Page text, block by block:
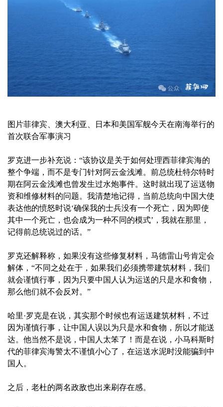
图片菲律宾、澳大利亚、日本和美国军舰今天在南海举行的
首次联合军事演习
罗克进一步补充说：“该协议是关于如何处理西菲律宾海的
整个争端，而不是专门针对阿云金浅滩。前总统杜特尔特时
期在阿云金浅滩也曾发生过水炮事件。这时就出现了运送物
资和维修材料的问题。我清楚地记得，当前总统向中国大使
表达他的愤怒时说‘确保我的士兵没有一个死亡，因为即使
其中一个死亡，也会成为一种不同的模式’，我就在那里，
记得前总统说过的话。”
罗克还解释称，如果没有这些修复材料，马德雷山号肯定会
解体，“不同之处在于，如果我们必须携带建筑材料，我们
就会谨慎行事，因为只要中国人认为运送的只是水和食物，
那么他们就不会反对。”
哈里·罗克是在说，其实那个时候也有运送建筑材料，不过
因为谨慎行事，让中国人误以为只是水和食物，所以才能送
达。他当然不是说，中国人太笨了！而是在说，小马科斯时
代的菲律宾海警太不谨慎小心了，在运送水泥时没能骗到中
国人。
之后，老杜的两名政敌也出来刷存在感。